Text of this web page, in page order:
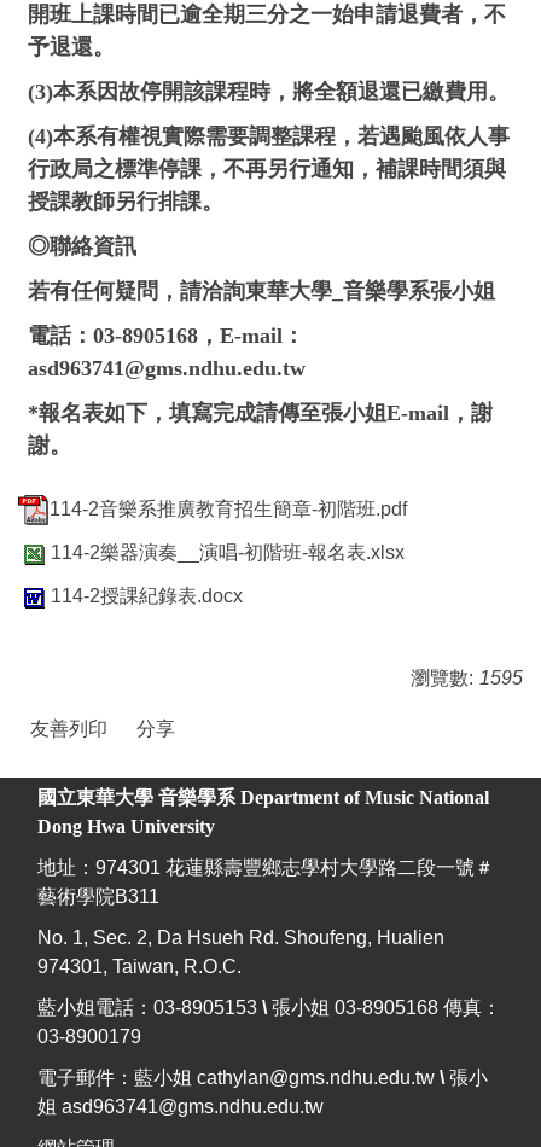
開班上課時間已逾全期三分之一始申請退費者，不
予退還。
(3)本系因故停開該課程時，將全額退還已繳費用。
(4)本系有權視實際需要調整課程，若遇颱風依人事
行政局之標準停課，不再另行通知，補課時間須與
授課教師另行排課。
◎聯絡資訊
若有任何疑問，請洽詢東華大學_音樂學系張小姐
電話：03-8905168，E-mail：
asd963741@gms.ndhu.edu.tw
*報名表如下，填寫完成請傳至張小姐E-mail，謝
謝。
114-2音樂系推廣教育招生簡章-初階班.pdf
114-2樂器演奏__演唱-初階班-報名表.xlsx
114-2授課紀錄表.docx
瀏覽數: 1595
友善列印 分享
國立東華大學 音樂學系 Department of Music National
Dong Hwa University
地址：974301 花蓮縣壽豐鄉志學村大學路二段一號＃
藝術學院B311
No. 1, Sec. 2, Da Hsueh Rd. Shoufeng, Hualien
974301, Taiwan, R.O.C.
藍小姐電話：03-8905153 \ 張小姐 03-8905168 傳真：
03-8900179
電子郵件：藍小姐 cathylan@gms.ndhu.edu.tw \ 張小
姐 asd963741@gms.ndhu.edu.tw